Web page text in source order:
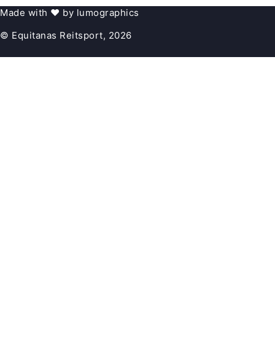
Made with ♥︎ by lumographics
© Equitanas Reitsport, 2026